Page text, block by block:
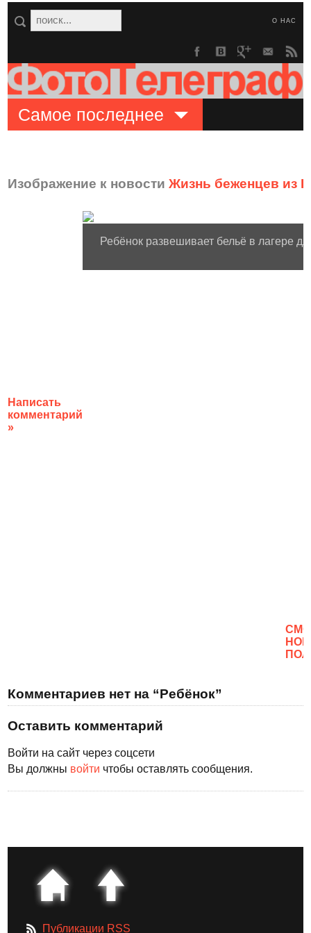
О НАС
Самое последнее
Изображение к новостиЖизнь беженцев из
Написать
комментарий
»
Ребёнок развешивает бельё в лагере
Комментариев нет на “Ребёнок”
Оставить комментарий
Войти на сайт через соцсети
Вы должны войти чтобы оставлять сообщения.
Публикации RSS